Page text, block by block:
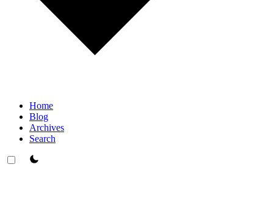
Home
Blog
Archives
Search
theme switcher